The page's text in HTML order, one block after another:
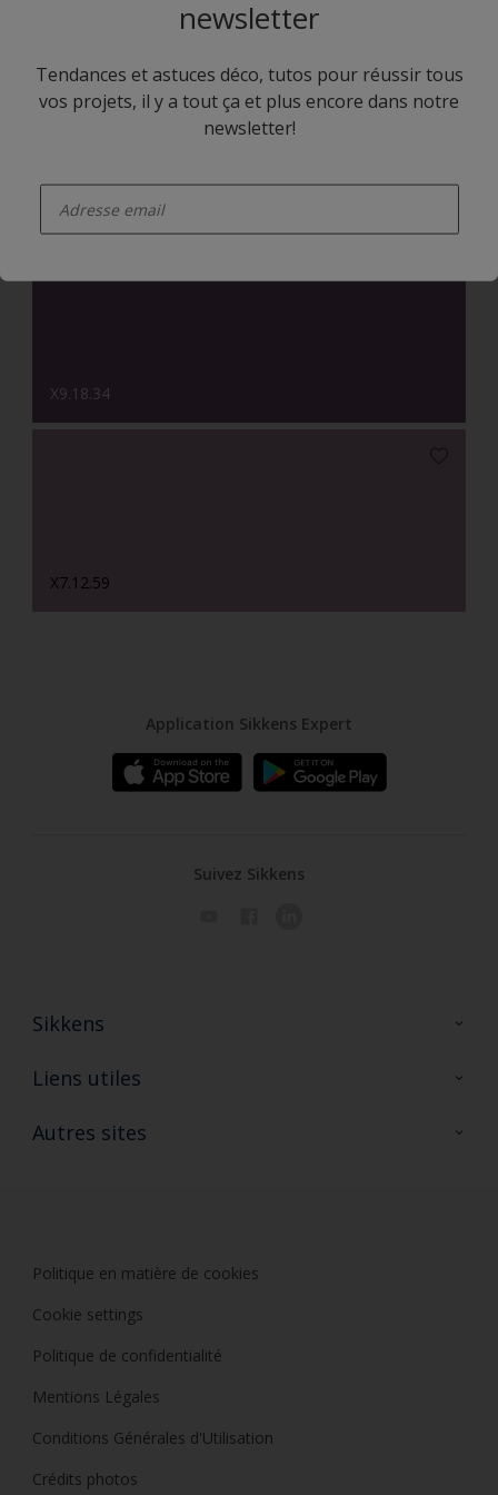
X7.04.82
X9.18.34
X7.12.59
newsletter
Tendances et astuces déco, tutos pour réussir tous
vos projets, il y a tout ça et plus encore dans notre
newsletter!
Application Sikkens Expert
Suivez Sikkens
Sikkens
A propos de Sikkens
Liens utiles
Ouvrir un magasin PASS
Autres sites
Politique en matière de cookies
Cookie settings
Politique de confidentialité
Mentions Légales
Conditions Générales d'Utilisation
Crédits photos